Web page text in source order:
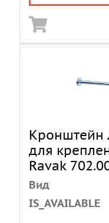
Кронштейн
для
Ravak
Вид
IS_AVAILABLE